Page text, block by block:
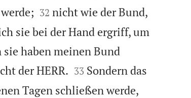

32 nicht wie der Bund,
sie bei der Hand ergriff, um
haben meinen Bund
der HERR.
33 Sondern das
Tagen schließen werde,